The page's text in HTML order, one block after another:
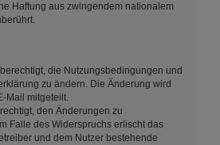
Haftung aus zwingendem nationalem
die Nutzungsbedingungen und
zu ändern. Die Änderung wird
Mail mitgeteilt.
den Änderungen zu
Falle des Widerspruchs erlischt das
und dem Nutzer bestehende